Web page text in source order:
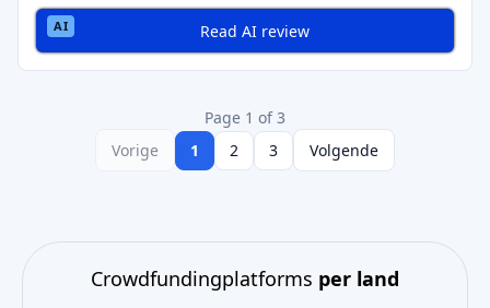
Read AI review
Page 1 of 3
Vorige
1 2 3 Volgende
Crowdfundingplatforms per land